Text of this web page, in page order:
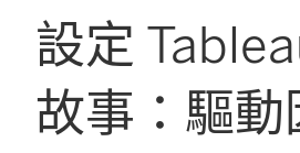
設定
故事：驅動